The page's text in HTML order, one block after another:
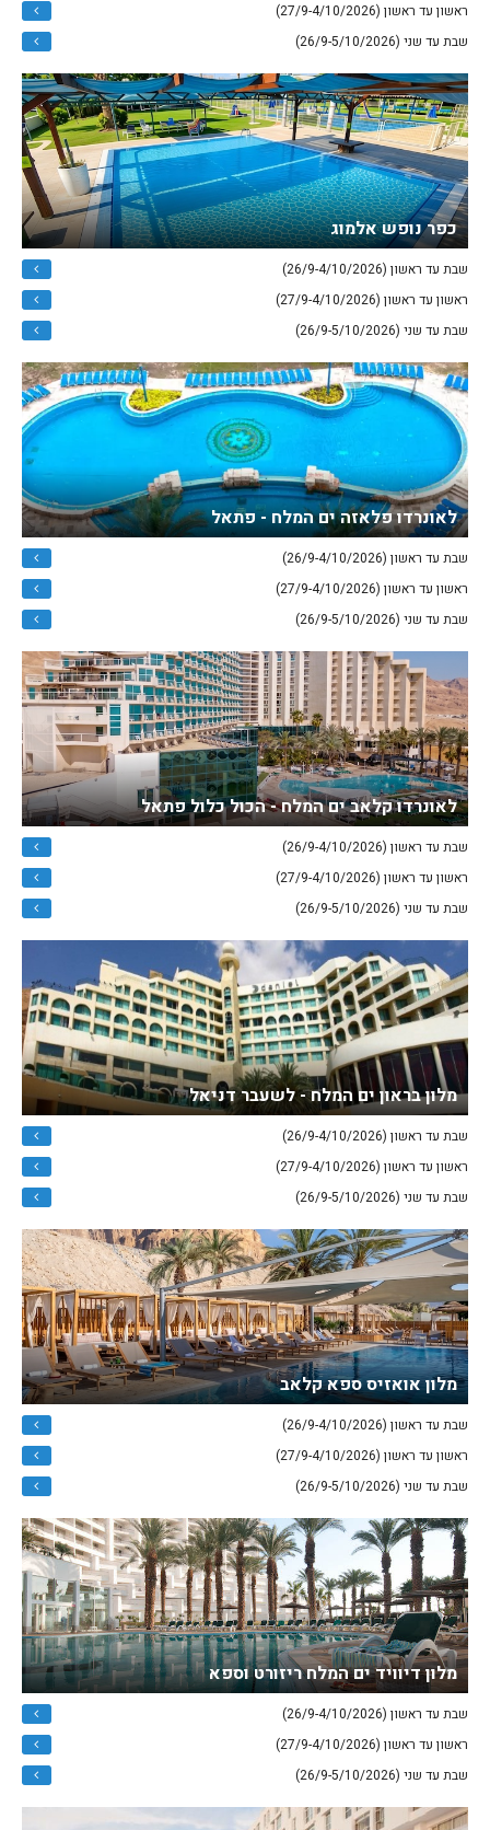
ראשון עד ראשון (27/9-4/10/2026)
שבת עד שני (26/9-5/10/2026)
כפר נופש אלמוג
שבת עד ראשון (26/9-4/10/2026)
ראשון עד ראשון (27/9-4/10/2026)
שבת עד שני (26/9-5/10/2026)
לאונרדו פלאזה ים המלח - פתאל
שבת עד ראשון (26/9-4/10/2026)
ראשון עד ראשון (27/9-4/10/2026)
שבת עד שני (26/9-5/10/2026)
לאונרדו קלאב ים המלח - הכול כלול פתאל
שבת עד ראשון (26/9-4/10/2026)
ראשון עד ראשון (27/9-4/10/2026)
שבת עד שני (26/9-5/10/2026)
מלון בראון ים המלח - לשעבר דניאל
שבת עד ראשון (26/9-4/10/2026)
ראשון עד ראשון (27/9-4/10/2026)
שבת עד שני (26/9-5/10/2026)
מלון אואזיס ספא קלאב
שבת עד ראשון (26/9-4/10/2026)
ראשון עד ראשון (27/9-4/10/2026)
שבת עד שני (26/9-5/10/2026)
מלון דיוויד ים המלח ריזורט וספא
שבת עד ראשון (26/9-4/10/2026)
ראשון עד ראשון (27/9-4/10/2026)
שבת עד שני (26/9-5/10/2026)